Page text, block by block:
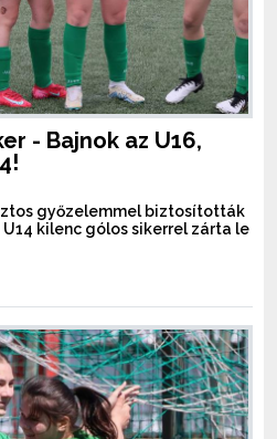
- Bajnok az U16,
győzelemmel biztosították
kilenc gólos sikerrel zárta le